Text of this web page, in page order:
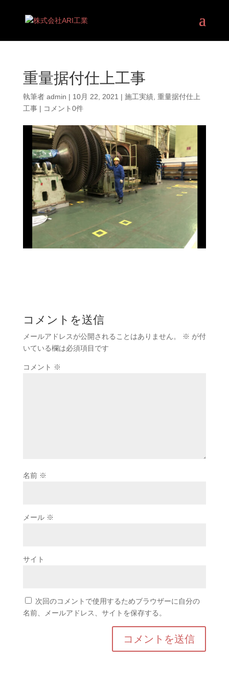
重量据付仕上工事
執筆者 admin | 10月 22, 2021 | 施工実績, 重量据付仕上
工事| コメント0件
コメントを送信
メールアドレスが公開されることはありません。 ※ が付
いている欄は必須項目です
コメント ※
名前 ※
メール ※
サイト
次回のコメントで使用するためブラウザーに自分の
名前、メールアドレス、サイトを保存する。